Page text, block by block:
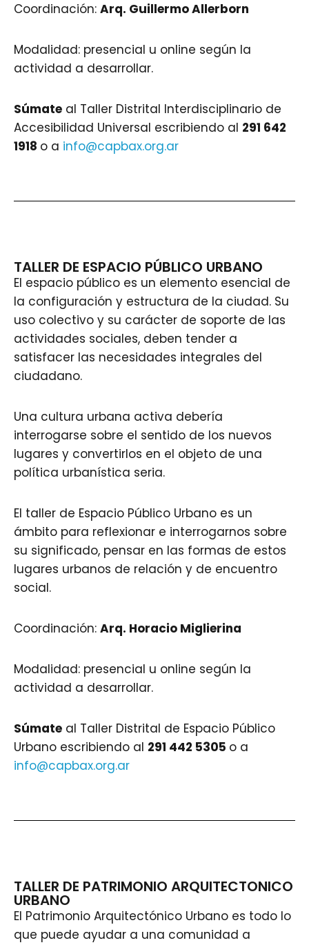
Coordinación: Arq. Guillermo Allerborn
Modalidad: presencial u online según la
actividad a desarrollar.
Súmate al Taller Distrital Interdisciplinario de
Accesibilidad Universal escribiendo al 291 642
1918 o a info@capbax.org.ar
TALLER DE ESPACIO PÚBLICO URBANO
El espacio público es un elemento esencial de
la configuración y estructura de la ciudad. Su
uso colectivo y su carácter de soporte de las
actividades sociales, deben tender a
satisfacer las necesidades integrales del
ciudadano.
Una cultura urbana activa debería
interrogarse sobre el sentido de los nuevos
lugares y convertirlos en el objeto de una
política urbanística seria.
El taller de Espacio Público Urbano es un
ámbito para reflexionar e interrogarnos sobre
su significado, pensar en las formas de estos
lugares urbanos de relación y de encuentro
social.
Coordinación: Arq. Horacio Miglierina
Modalidad: presencial u online según la
actividad a desarrollar.
Súmate al Taller Distrital de Espacio Público
Urbano escribiendo al 291 442 5305 o a
info@capbax.org.ar
TALLER DE PATRIMONIO ARQUITECTONICO
URBANO
El Patrimonio Arquitectónico Urbano es todo lo
que puede ayudar a una comunidad a